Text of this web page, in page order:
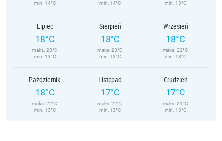
min. 14°C
min. 14°C
min. 13°C
Lipiec
18°C
maks. 23°C
min. 13°C
Sierpień
18°C
maks. 23°C
min. 13°C
Wrzesień
18°C
maks. 22°C
min. 13°C
Październik
18°C
maks. 22°C
min. 13°C
Listopad
17°C
maks. 22°C
min. 13°C
Grudzień
17°C
maks. 21°C
min. 13°C